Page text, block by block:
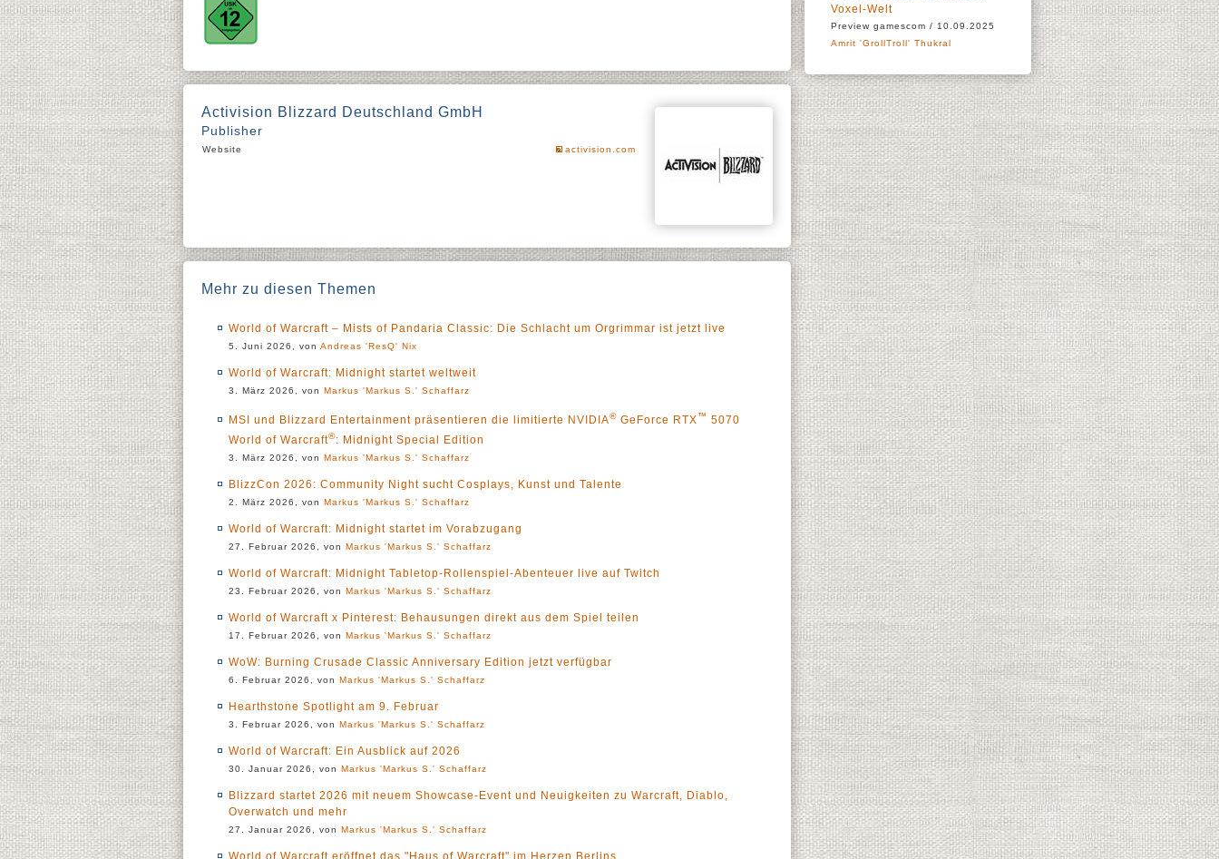
Activision Blizzard Deutschland GmbH
Publisher
Website activision.com
Mehr zu diesen Themen
World of Warcraft – Mists of Pandaria Classic: Die Schlacht um Orgrimmar ist jetzt live
5. Juni 2026, von Andreas 'ResQ' Nix
World of Warcraft: Midnight startet weltweit
3. März 2026, von Markus 'Markus S.' Schaffarz
MSI und Blizzard Entertainment präsentieren die limitierte NVIDIA® GeForce RTX™ 5070
World of Warcraft®: Midnight Special Edition
3. März 2026, von Markus 'Markus S.' Schaffarz
BlizzCon 2026: Community Night sucht Cosplays, Kunst und Talente
2. März 2026, von Markus 'Markus S.' Schaffarz
World of Warcraft: Midnight startet im Vorabzugang
27. Februar 2026, von Markus 'Markus S.' Schaffarz
World of Warcraft: Midnight Tabletop-Rollenspiel-Abenteuer live auf Twitch
23. Februar 2026, von Markus 'Markus S.' Schaffarz
World of Warcraft x Pinterest: Behausungen direkt aus dem Spiel teilen
17. Februar 2026, von Markus 'Markus S.' Schaffarz
WoW: Burning Crusade Classic Anniversary Edition jetzt verfügbar
6. Februar 2026, von Markus 'Markus S.' Schaffarz
Hearthstone Spotlight am 9. Februar
3. Februar 2026, von Markus 'Markus S.' Schaffarz
World of Warcraft: Ein Ausblick auf 2026
30. Januar 2026, von Markus 'Markus S.' Schaffarz
Blizzard startet 2026 mit neuem Showcase-Event und Neuigkeiten zu Warcraft, Diablo,
Overwatch und mehr
27. Januar 2026, von Markus 'Markus S.' Schaffarz
World of Warcraft eröffnet das "Haus of Warcraft" im Herzen Berlins
Voxel-Welt
Preview gamescom / 10.09.2025
Amrit 'GrollTroll' Thukral